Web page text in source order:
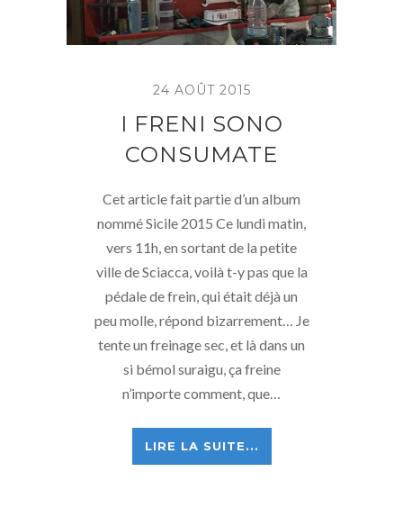
24 AOÛT 2015
I FRENI SONO
CONSUMATE
Cet article fait partie d’un album
nommé Sicile 2015 Ce lundi matin,
vers 11h, en sortant de la petite
ville de Sciacca, voilà t-y pas que la
pédale de frein, qui était déjà un
peu molle, répond bizarrement… Je
tente un freinage sec, et là dans un
si bémol suraigu, ça freine
n’importe comment, que…
LIRE LA SUITE...